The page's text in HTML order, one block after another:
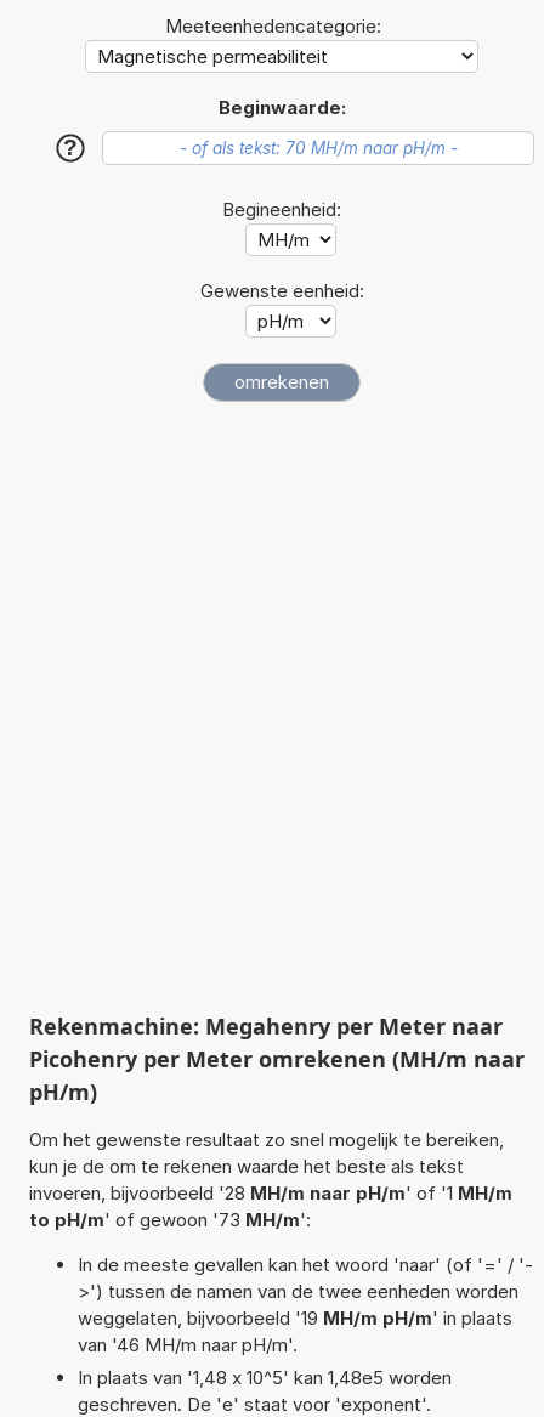
Meeteenhedencategorie:
Beginwaarde:
?
Begineenheid:
Gewenste eenheid:
Rekenmachine: Megahenry per Meter naar
Picohenry per Meter omrekenen (MH/m naar
pH/m)
Om het gewenste resultaat zo snel mogelijk te bereiken,
kun je de om te rekenen waarde het beste als tekst
invoeren, bijvoorbeeld '28 MH/m naar pH/m' of '1 MH/m
to pH/m' of gewoon '73 MH/m':
In de meeste gevallen kan het woord 'naar' (of '=' / '-
>') tussen de namen van de twee eenheden worden
weggelaten, bijvoorbeeld '19 MH/m pH/m' in plaats
van '46 MH/m naar pH/m'.
In plaats van '1,48 x 10^5' kan 1,48e5 worden
geschreven. De 'e' staat voor 'exponent'.